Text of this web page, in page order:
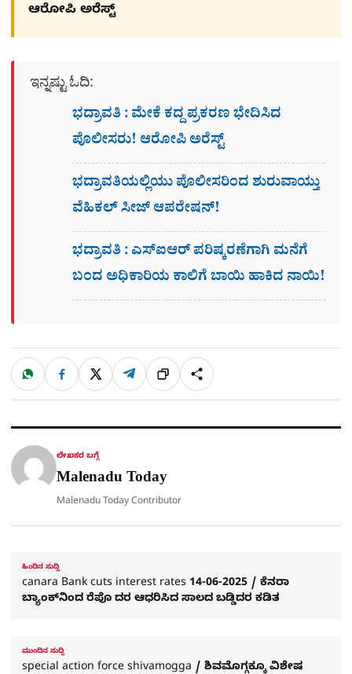
ಆರೋಪಿ ಅರೆಸ್ಟ್​
ಇನ್ನಷ್ಟು ಓದಿ:
ಭದ್ರಾವತಿ : ಮೇಕೆ ಕದ್ದ ಪ್ರಕರಣ ಭೇದಿಸಿದ
ಪೊಲೀಸರು! ಆರೋಪಿ ಅರೆಸ್ಟ್​
ಭದ್ರಾವತಿಯಲ್ಲಿಯು ಪೊಲೀಸರಿಂದ ಶುರುವಾಯ್ತು
ವೆಹಿಕಲ್ ಸೀಜ್ ಆಪರೇಷನ್!
ಭದ್ರಾವತಿ : ಎಸ್​ಐಆರ್​ ಪರಿಷ್ಕರಣೆಗಾಗಿ ಮನೆಗೆ
ಬಂದ ಅಧಿಕಾರಿಯ ಕಾಲಿಗೆ ಬಾಯಿ ಹಾಕಿದ ನಾಯಿ!
ಹಂಚಿಕೊಳ್ಳಿ
W
a
t
p
p
F
c
e
o
k
X T
l
e
a
m
ಲಿಂ
ಕ್
S
h
a
ಲೇಖಕರ ಬಗ್ಗೆ
Malenadu Today
Malenadu Today Contributor
ಹಿಂದಿನ ಸುದ್ದಿ
canara Bank cuts interest rates 14-06-2025 / ಕೆನರಾ
ಬ್ಯಾಂಕ್‌ನಿಂದ ರೆಪೊ ದರ ಆಧರಿಸಿದ ಸಾಲದ ಬಡ್ಡಿದರ ಕಡಿತ
ಮುಂದಿನ ಸುದ್ದಿ
special action force shivamogga / ಶಿವಮೊಗ್ಗಕ್ಕೂ ವಿಶೇಷ